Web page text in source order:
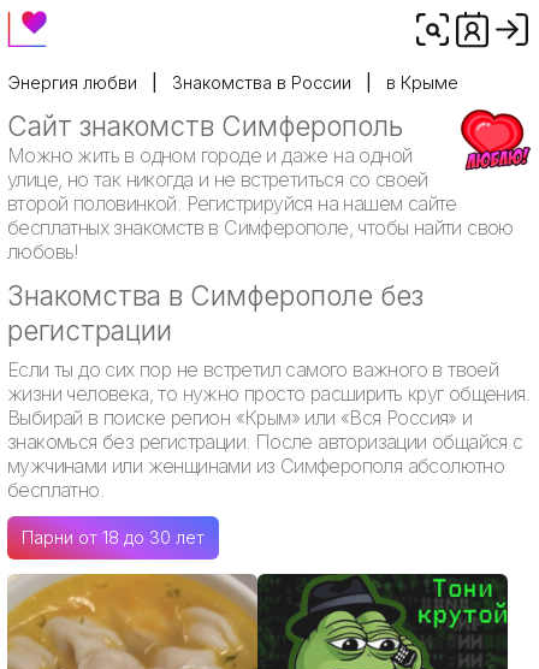
Энергия любви Знакомства в России в Крыме
Сайт знакомств Симферополь
Можно жить в одном городе и даже на одной
улице, но так никогда и не встретиться со своей
второй половинкой. Регистрируйся на нашем сайте
бесплатных знакомств в Симферополе, чтобы найти свою
любовь!
Знакомства в Симферополе без
регистрации
Если ты до сих пор не встретил самого важного в твоей
жизни человека, то нужно просто расширить круг общения.
Выбирай в поиске регион «Крым» или «Вся Россия» и
знакомься без регистрации. После авторизации общайся с
мужчинами или женщинами из Симферополя абсолютно
бесплатно.
Парни от 18 до 30 лет